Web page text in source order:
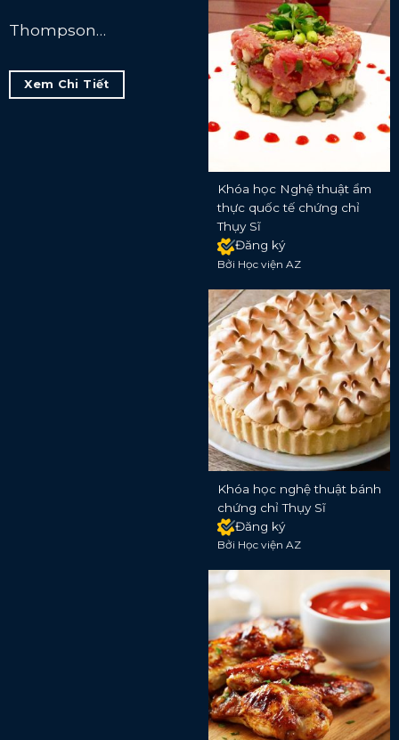
Thompson…
Xem Chi Tiết
Khóa học Nghệ thuật ẩm
thực quốc tế chứng chỉ
Thụy Sĩ
Đăng ký
Bởi Học viện AZ
Khóa học nghệ thuật bánh
chứng chỉ Thụy Sĩ
Đăng ký
Bởi Học viện AZ